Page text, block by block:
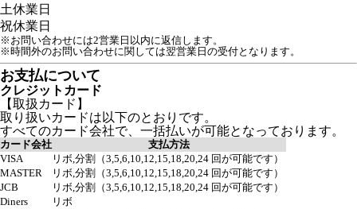
土休業日
祝休業日
※お問い合わせには2営業日以内に返信します。
※時間外のお問い合わせに関しては翌営業日の受付となります。
お支払について
クレジットカード
【取扱カード】
取り扱いカードは以下のとおりです。
すべてのカード会社で、一括払いが可能となっております。
カード会社
支払方法
VISA
リボ,分割（3,5,6,10,12,15,18,20,24 回が可能です）
MASTER
リボ,分割（3,5,6,10,12,15,18,20,24 回が可能です）
JCB
リボ,分割（3,5,6,10,12,15,18,20,24 回が可能です）
Diners
リボ